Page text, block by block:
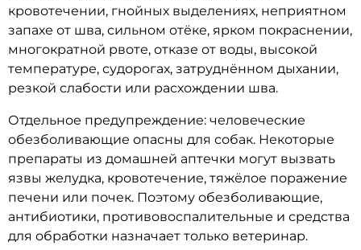
кровотечении, гнойных выделениях, неприятном
запахе от шва, сильном отёке, ярком покраснении,
многократной рвоте, отказе от воды, высокой
температуре, судорогах, затруднённом дыхании,
резкой слабости или расхождении шва.
Отдельное предупреждение: человеческие
обезболивающие опасны для собак. Некоторые
препараты из домашней аптечки могут вызвать
язвы желудка, кровотечение, тяжёлое поражение
печени или почек. Поэтому обезболивающие,
антибиотики, противовоспалительные и средства
для обработки назначает только ветеринар.